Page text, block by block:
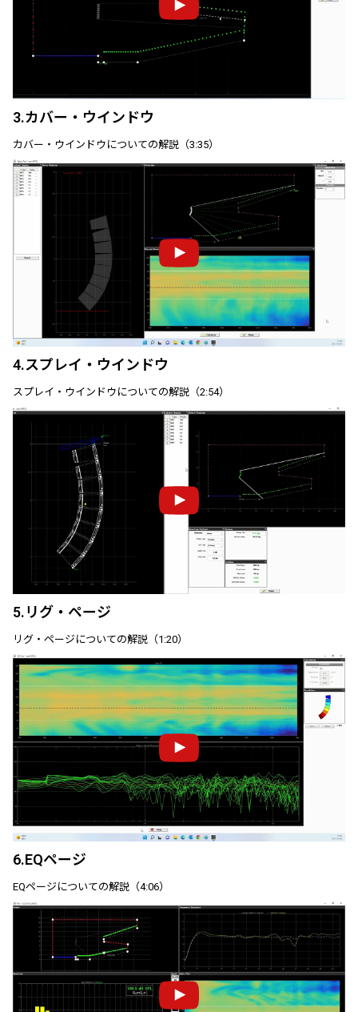
3.カバー・ウインドウ
カバー・ウインドウについての解説（3:35）
4.スプレイ・ウインドウ
スプレイ・ウインドウについての解説（2:54）
5.リグ・ページ
リグ・ページについての解説（1:20）
6.EQページ
EQページについての解説（4:06）